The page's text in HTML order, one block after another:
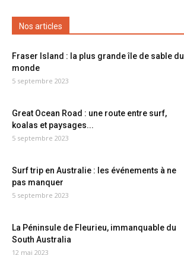
Nos articles
Fraser Island : la plus grande île de sable du
monde
5 septembre 2023
Great Ocean Road : une route entre surf,
koalas et paysages...
5 septembre 2023
Surf trip en Australie : les événements à ne
pas manquer
5 septembre 2023
La Péninsule de Fleurieu, immanquable du
South Australia
12 mai 2023